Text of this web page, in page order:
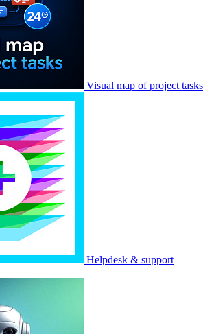
Visual map of project tasks
Helpdesk & support